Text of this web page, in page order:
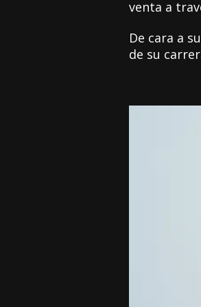
venta a
De cara a
de su